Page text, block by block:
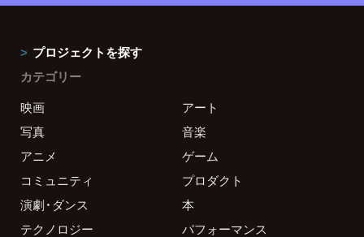
プロジェクトを探す
カテゴリー
映画
アート
写真
音楽
アニメ
ゲーム
コミュニティ
プロダクト
演劇・ダンス
本
テクノロジー
パフォーマンス